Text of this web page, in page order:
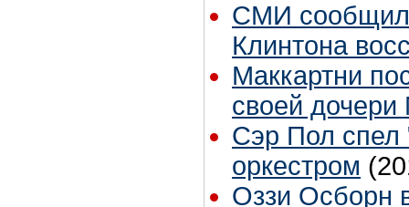
СМИ
Клинтона
Маккартни
своей
Сэр Пол спел
оркестром
Оззи Осборн